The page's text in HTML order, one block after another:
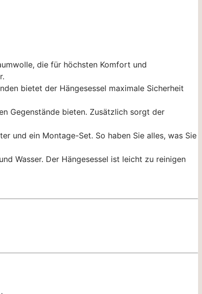
die für höchsten Komfort und
bietet der Hängesessel maximale Sicherheit
Gegenstände bieten. Zusätzlich sorgt der
und ein Montage-Set. So haben Sie alles, was Sie
Wasser. Der Hängesessel ist leicht zu reinigen